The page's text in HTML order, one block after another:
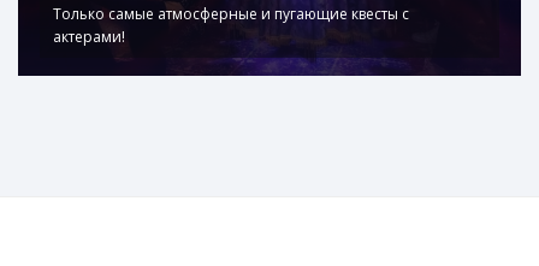
Только самые атмосферные и пугающие квесты с
актерами!